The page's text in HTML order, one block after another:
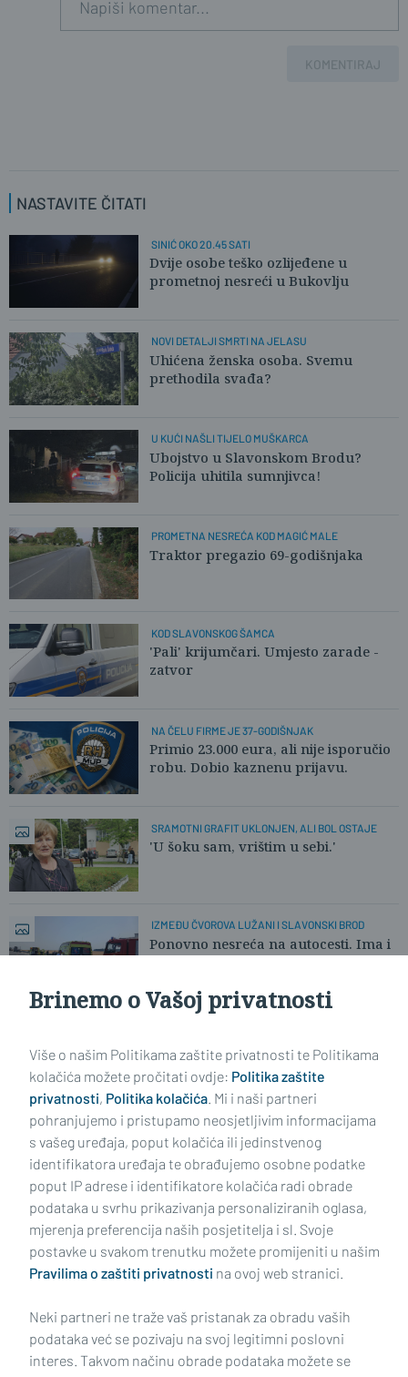
I jos socijalnu sluzbu im na vrat
KOMENTIRAJ
NASTAVITE ČITATI
SINIĆ OKO 20.45 SATI
Dvije osobe teško ozlijeđene u
prometnoj nesreći u Bukovlju
NOVI DETALJI SMRTI NA JELASU
Uhićena ženska osoba. Svemu
prethodila svađa?
U KUĆI NAŠLI TIJELO MUŠKARCA
Ubojstvo u Slavonskom Brodu?
Policija uhitila sumnjivca!
PROMETNA NESREĆA KOD MAGIĆ MALE
Traktor pregazio 69-godišnjaka
KOD SLAVONSKOG ŠAMCA
'Pali' krijumčari. Umjesto zarade -
zatvor
NA ČELU FIRME JE 37-GODIŠNJAK
Primio 23.000 eura, ali nije isporučio
robu. Dobio kaznenu prijavu.
SRAMOTNI GRAFIT UKLONJEN, ALI BOL OSTAJE
'U šoku sam, vrištim u sebi.'
IZMEĐU ČVOROVA LUŽANI I SLAVONSKI BROD
Ponovno nesreća na autocesti. Ima i
ozlijeđenih
Impressum Uvjeti korištenja Politika privatnosti
Politika kolačića Kontakt Pritužbe Suradnici
Oglašavanje
RUBRIKE
Brinemo o Vašoj privatnosti
Više o našim Politikama zaštite privatnosti te Politikama
kolačića možete pročitati ovdje: Politika zaštite
privatnosti, Politika kolačića. Mi i naši partneri
pohranjujemo i pristupamo neosjetljivim informacijama
s vašeg uređaja, poput kolačića ili jedinstvenog
identifikatora uređaja te obrađujemo osobne podatke
poput IP adrese i identifikatore kolačića radi obrade
podataka u svrhu prikazivanja personaliziranih oglasa,
mjerenja preferencija naših posjetitelja i sl. Svoje
postavke u svakom trenutku možete promijeniti u našim
Pravilima o zaštiti privatnosti na ovoj web stranici.
Neki partneri ne traže vaš pristanak za obradu vaših
podataka već se pozivaju na svoj legitimni poslovni
interes. Takvom načinu obrade podataka možete se